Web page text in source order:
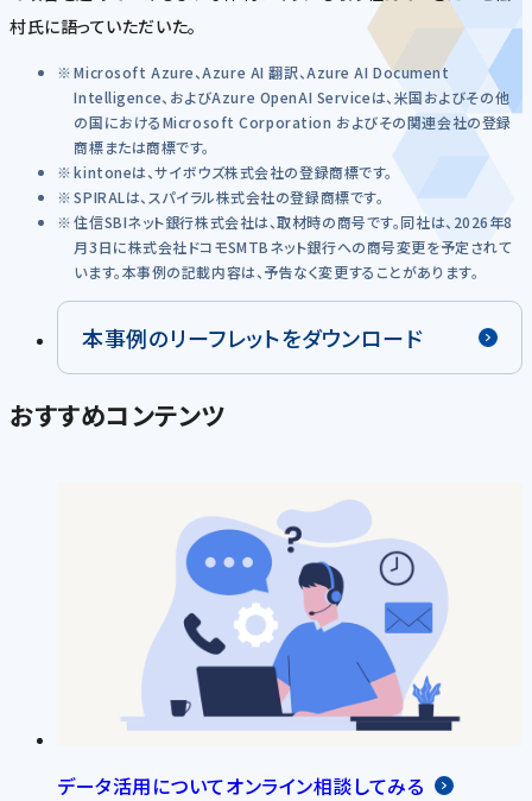
村氏に語っていただいた。
Microsoft Azure、Azure AI 翻訳、Azure AI Document
Intelligence、およびAzure OpenAI Serviceは、米国およびその他
の国におけるMicrosoft Corporation およびその関連会社の登録
商標または商標です。
kintoneは、サイボウズ株式会社の登録商標です。
SPIRALは、スパイラル株式会社の登録商標です。
住信SBIネット銀行株式会社は、取材時の商号です。同社は、2026年8
月3日に株式会社ドコモSMTBネット銀行への商号変更を予定されて
います。本事例の記載内容は、予告なく変更することがあります。
本事例のリーフレットをダウンロード
おすすめコンテンツ
データ活用についてオンライン相談してみる